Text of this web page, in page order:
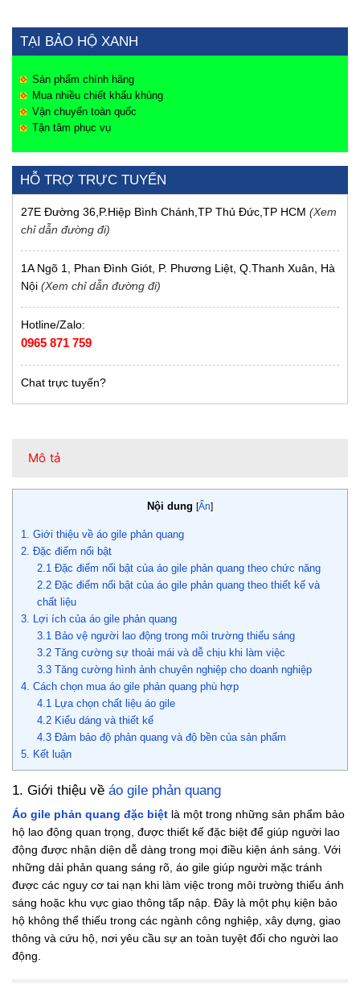
TẠI BẢO HỘ XANH
Sản phẩm chính hãng
Mua nhiều chiết khấu khủng
Vận chuyển toàn quốc
Tận tâm phục vụ
HỖ TRỢ TRỰC TUYẾN
27E Đường 36,P.Hiệp Bình Chánh,TP Thủ Đức,TP HCM (Xem
chỉ dẫn đường đi)
1A Ngõ 1, Phan Đình Giót, P. Phương Liệt, Q.Thanh Xuân, Hà
Nội (Xem chỉ dẫn đường đi)
Hotline/Zalo:
0965 871 759
Chat trực tuyến?
Mô tả
Nội dung [Ẩn]
1. Giới thiệu về áo gile phản quang
2. Đặc điểm nổi bật
2.1 Đặc điểm nổi bật của áo gile phản quang theo chức năng
2.2 Đặc điểm nổi bật của áo gile phản quang theo thiết kế và
chất liệu
3. Lợi ích của áo gile phản quang
3.1 Bảo vệ người lao động trong môi trường thiếu sáng
3.2 Tăng cường sự thoải mái và dễ chịu khi làm việc
3.3 Tăng cường hình ảnh chuyên nghiệp cho doanh nghiệp
4. Cách chọn mua áo gile phản quang phù hợp
4.1 Lựa chọn chất liệu áo gile
4.2 Kiểu dáng và thiết kế
4.3 Đảm bảo độ phản quang và độ bền của sản phẩm
5. Kết luận
1. Giới thiệu về áo gile phản quang
Áo gile phản quang đặc biệt là một trong những sản phẩm bảo
hộ lao động quan trọng, được thiết kế đặc biệt để giúp người lao
động được nhận diện dễ dàng trong mọi điều kiện ánh sáng. Với
những dải phản quang sáng rõ, áo gile giúp người mặc tránh
được các nguy cơ tai nạn khi làm việc trong môi trường thiếu ánh
sáng hoặc khu vực giao thông tấp nập. Đây là một phụ kiện bảo
hộ không thể thiếu trong các ngành công nghiệp, xây dựng, giao
thông và cứu hộ, nơi yêu cầu sự an toàn tuyệt đối cho người lao
động.